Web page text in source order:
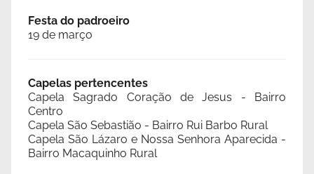
Festa do padroeiro
19 de março
Capelas pertencentes
Capela Sagrado Coração de Jesus - Bairro
Centro
Capela São Sebastião - Bairro Rui Barbo Rural
Capela São Lázaro e Nossa Senhora Aparecida -
Bairro Macaquinho Rural